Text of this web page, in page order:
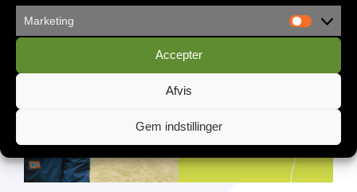
Marketing
Accepter
Afvis
Gem indstillinger